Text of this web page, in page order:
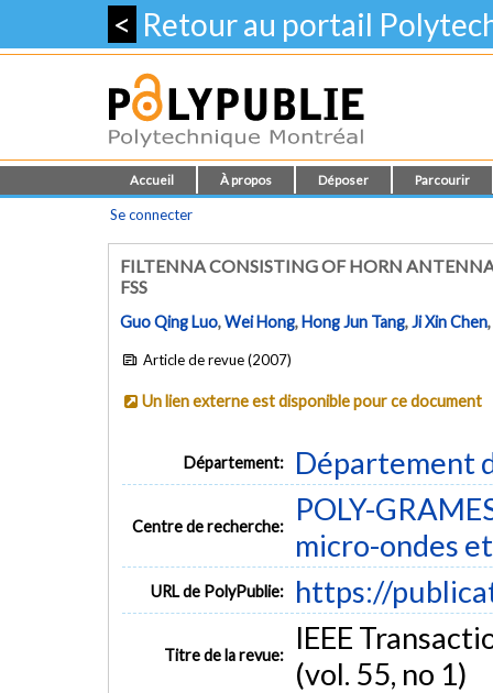
< Retour au portail
Accueil À propos Déposer Parcourir
Se connecter
FILTENNA CONSISTING OF HORN
FSS
Guo Qing Luo,Wei Hong,Hong Jun Tang,Ji Xin Chen,
Article de revue (2007)
Un lien externe est disponible pour ce document
Département: Département
Centre de recherche:
POLY-
micro-ondes
URL de PolyPublie: https://
Titre de la revue:
IEEE
(vol. 55, no 1)